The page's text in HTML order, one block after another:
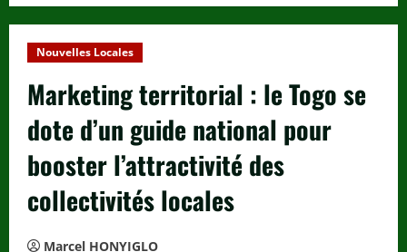
Nouvelles Locales
Marketing territorial : le Togo se
dote d’un guide national pour
booster l’attractivité des
collectivités locales
Marcel HONYIGLO